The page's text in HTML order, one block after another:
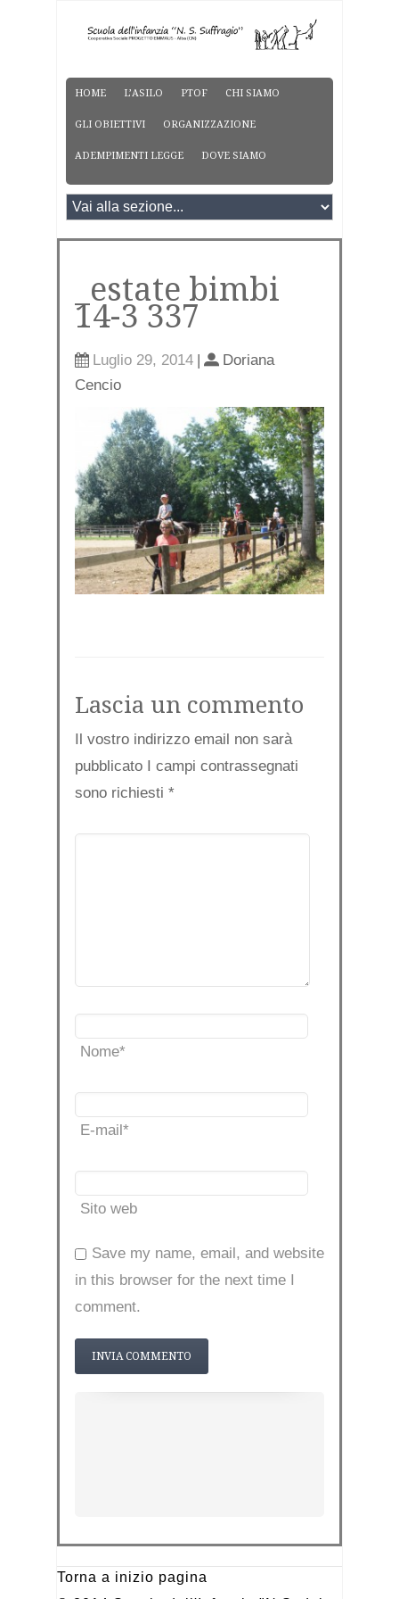
HOME L’ASILO PTOF CHI SIAMO
GLI OBIETTIVI ORGANIZZAZIONE
ADEMPIMENTI LEGGE DOVE SIAMO
_estate bimbi
14-3 337
Luglio 29, 2014 |
Doriana
Cencio
Lascia un commento
Il vostro indirizzo email non sarà
pubblicato I campi contrassegnati
sono richiesti *
Nome*
E-mail*
Sito web
Save my name, email, and website
in this browser for the next time I
comment.
Torna a inizio pagina